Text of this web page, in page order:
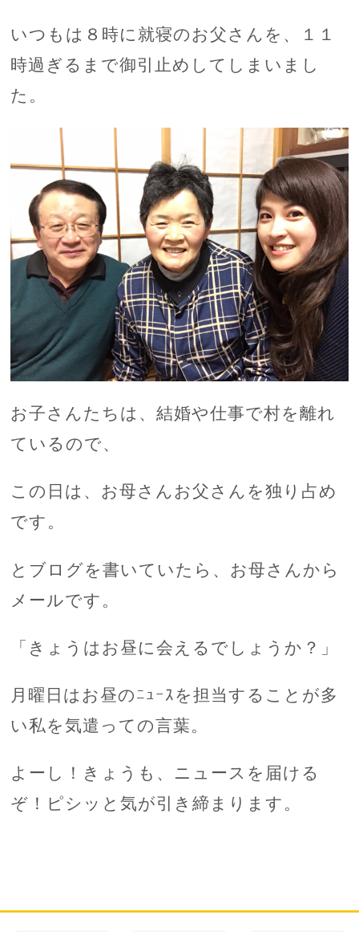
いつもは８時に就寝のお父さんを、１１
時過ぎるまで御引止めしてしまいまし
た。
お子さんたちは、結婚や仕事で村を離れ
ているので、
この日は、お母さんお父さんを独り占め
です。
とブログを書いていたら、お母さんから
メールです。
「きょうはお昼に会えるでしょうか？」
月曜日はお昼のﾆｭｰｽを担当することが多
い私を気遣っての言葉。
よーし！きょうも、ニュースを届ける
ぞ！ピシッと気が引き締まります。